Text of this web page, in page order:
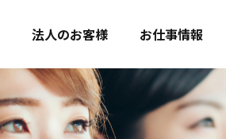
法人のお客様 お仕事情報